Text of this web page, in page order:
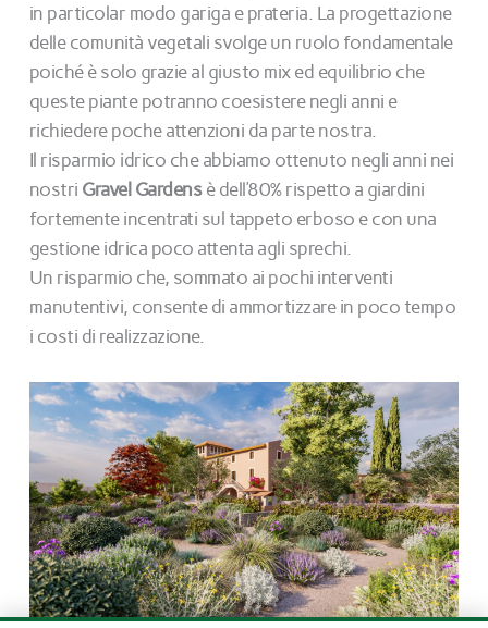
in particolar modo gariga e prateria. La progettazione
delle comunità vegetali svolge un ruolo fondamentale
poiché è solo grazie al giusto mix ed equilibrio che
queste piante potranno coesistere negli anni e
richiedere poche attenzioni da parte nostra.
Il risparmio idrico che abbiamo ottenuto negli anni nei
nostri Gravel Gardensè dell’80% rispetto a giardini
fortemente incentrati sul tappeto erboso e con una
gestione idrica poco attenta agli sprechi.
Un risparmio che, sommato ai pochi interventi
manutentivi, consente di ammortizzare in poco tempo
i costi di realizzazione.